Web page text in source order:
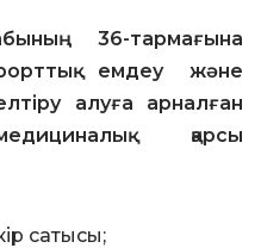
36-тармағына
емдеу және
алуға арналған
қарсы
сатысы;